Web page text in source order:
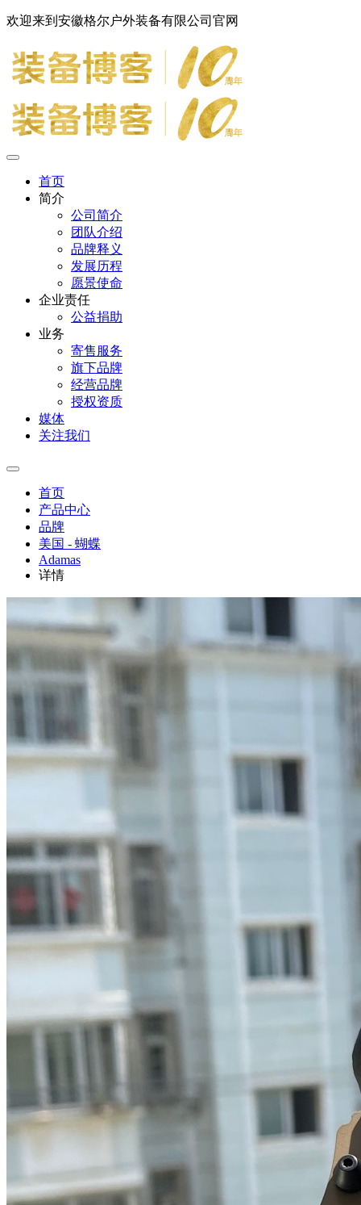
欢迎来到安徽格尔户外装备有限公司官网
首页
简介
公司简介
团队介绍
品牌释义
发展历程
愿景使命
企业责任
公益捐助
业务
寄售服务
旗下品牌
经营品牌
授权资质
媒体
关注我们
首页
产品中心
品牌
美国 - 蝴蝶
Adamas
详情